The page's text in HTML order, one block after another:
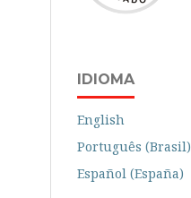
IDIOMA
English
Português (Brasil)
Español (España)